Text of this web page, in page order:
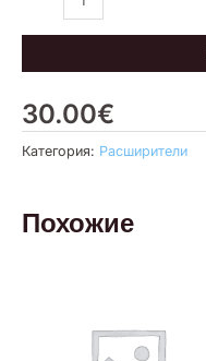
30.00€
Категория: Расширители
Похожие